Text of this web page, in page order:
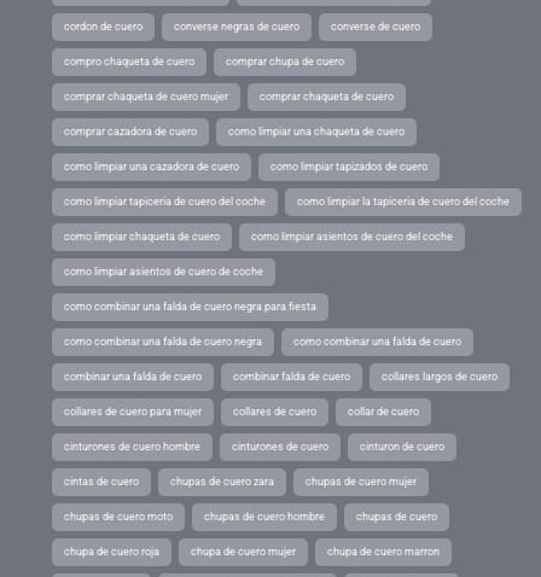
cordon de cuero converse negras de cuero converse de cuero
compro chaqueta de cuero comprar chupa de cuero
comprar chaqueta de cuero mujer comprar chaqueta de cuero
comprar cazadora de cuero como limpiar una chaqueta de cuero
como limpiar una cazadora de cuero como limpiar tapizados de cuero
como limpiar tapiceria de cuero del coche como limpiar la tapiceria de cuero del coche
como limpiar chaqueta de cuero como limpiar asientos de cuero del coche
como limpiar asientos de cuero de coche
como combinar una falda de cuero negra para fiesta
como combinar una falda de cuero negra como combinar una falda de cuero
combinar una falda de cuero combinar falda de cuero collares largos de cuero
collares de cuero para mujer collares de cuero collar de cuero
cinturones de cuero hombre cinturones de cuero cinturon de cuero
cintas de cuero chupas de cuero zara chupas de cuero mujer
chupas de cuero moto chupas de cuero hombre chupas de cuero
chupa de cuero roja chupa de cuero mujer chupa de cuero marron